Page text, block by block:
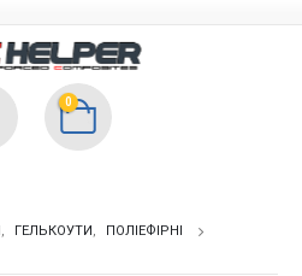
0
, ГЕЛЬКОУТИ ,
ПОЛІЕФІРНІ